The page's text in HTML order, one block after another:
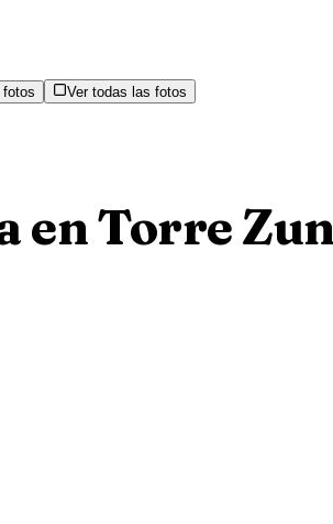
fotos Ver todas las fotos
en Torre